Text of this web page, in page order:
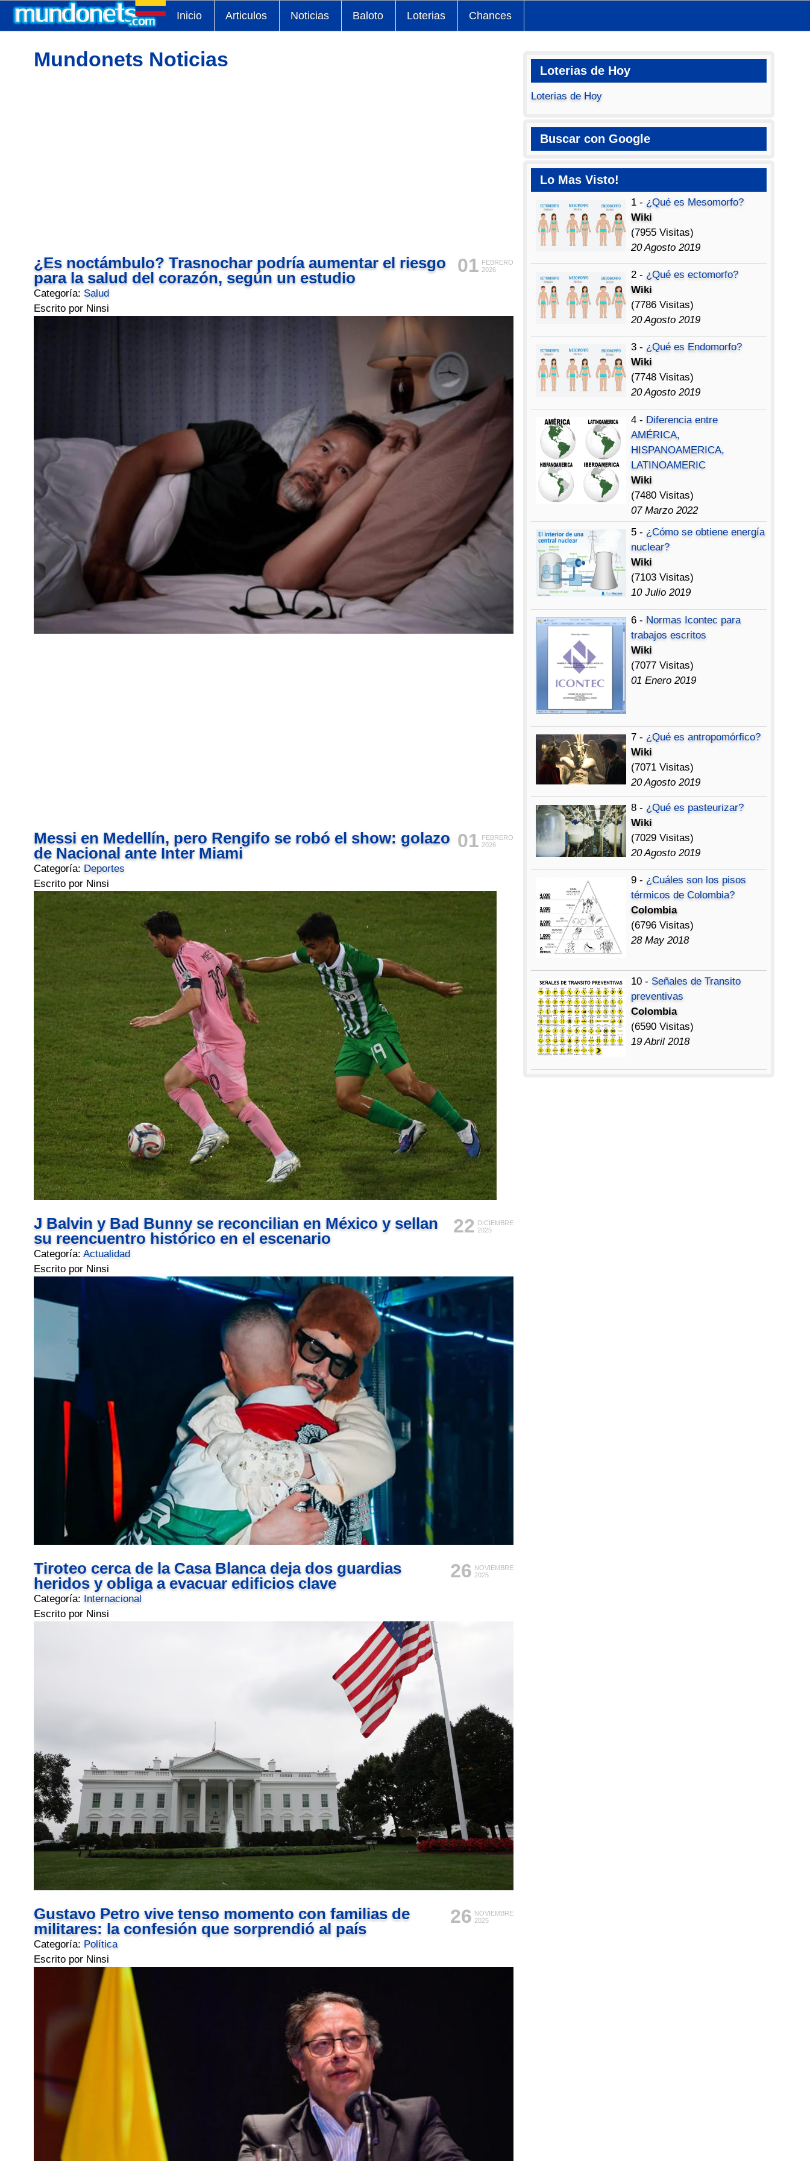
Inicio Articulos Noticias Baloto Loterias Chances
Mundonets Noticias
01 FEBRERO
2026
¿Es noctámbulo? Trasnochar podría aumentar el riesgo
para la salud del corazón, según un estudio
Categoría: Salud
Escrito por Ninsi
01 FEBRERO
2026
Messi en Medellín, pero Rengifo se robó el show: golazo
de Nacional ante Inter Miami
Categoría: Deportes
Escrito por Ninsi
22 DICIEMBRE
2025
J Balvin y Bad Bunny se reconcilian en México y sellan
su reencuentro histórico en el escenario
Categoría:Actualidad
Escrito por Ninsi
26 NOVIEMBRE
2025
Tiroteo cerca de la Casa Blanca deja dos guardias
heridos y obliga a evacuar edificios clave
Categoría: Internacional
Escrito por Ninsi
26 NOVIEMBRE
2025
Gustavo Petro vive tenso momento con familias de
militares: la confesión que sorprendió al país
Categoría: Política
Escrito por Ninsi
Loterias de Hoy
Loterias de Hoy
Buscar con Google
Lo Mas Visto!
1 - ¿Qué es Mesomorfo?
Wiki
(7955 Visitas)
20 Agosto 2019
2 - ¿Qué es ectomorfo?
Wiki
(7786 Visitas)
20 Agosto 2019
3 - ¿Qué es Endomorfo?
Wiki
(7748 Visitas)
20 Agosto 2019
4 - Diferencia entre
AMÉRICA,
HISPANOAMERICA,
LATINOAMERIC
Wiki
(7480 Visitas)
07 Marzo 2022
5 - ¿Cómo se obtiene energía
nuclear?
Wiki
(7103 Visitas)
10 Julio 2019
6 - Normas Icontec para
trabajos escritos
Wiki
(7077 Visitas)
01 Enero 2019
7 - ¿Qué es antropomórfico?
Wiki
(7071 Visitas)
20 Agosto 2019
8 - ¿Qué es pasteurizar?
Wiki
(7029 Visitas)
20 Agosto 2019
9 - ¿Cuáles son los pisos
térmicos de Colombia?
Colombia
(6796 Visitas)
28 May 2018
10 - Señales de Transito
preventivas
Colombia
(6590 Visitas)
19 Abril 2018